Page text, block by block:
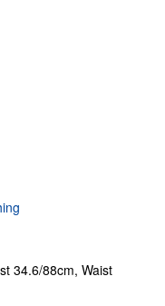
34.6/88cm, Waist